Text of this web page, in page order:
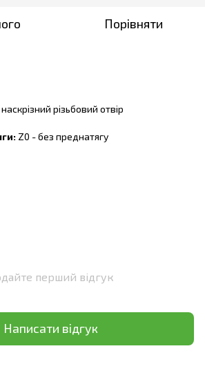
Порівняти
наскрізний різьбовий отвір
Z0 - без преднатягу
перший відгук
Написати відгук